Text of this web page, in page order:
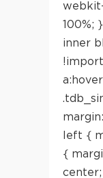
100%;
inner
left {
{